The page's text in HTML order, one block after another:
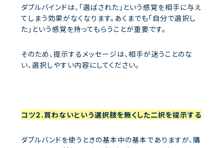
ダブルバインドは、「選ばされた」という感覚を相手に与え
てしまう効果がなくなります。あくまでも「自分で選択し
た」という感覚を持ってもらうことが重要です。
そのため、提示するメッセージは、相手が迷うことのな
い、選択しやすい内容にしてください。
コツ２.買わないという選択肢を無くした二択を提示する
ダブルバンドを使うときの基本中の基本でありますが、購